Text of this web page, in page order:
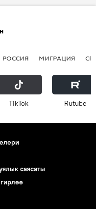
РОССИЯ МИГРАЦИЯ
ТikТоk Rutube
саясаты